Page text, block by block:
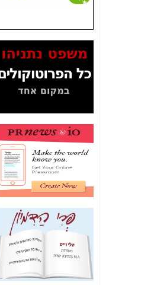
המסמכים בנושא בזק-
Yes (תיק 4000)
לאיש הלא נכון! -כאן
עובדות ומסמכים
האם ביבי כשר
תקשורת עזר לקב'
בזק? -כאן
מה מקור ה-Fake
News שהביא לתפירת
תיק לביבי והעלמת
החשודים הנכונים -כאן
אחת הרגליים של "תיק
4000 התפור"
התמוטטה היום
בניצחון (כפול) של בזק
כאן
איך כתבות מפנקות